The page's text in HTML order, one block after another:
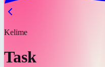
Kelime
Task